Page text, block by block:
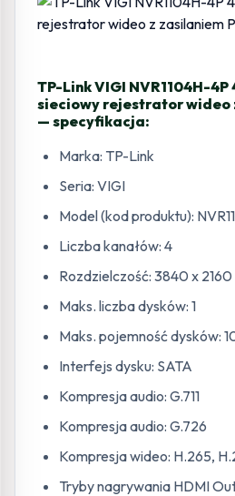
TP-Link VIGI NVR1104H-
sieciowy rejestrator wideo
— specyfikacja:
Marka: TP-Link
Seria: VIGI
Model (kod produktu):
Liczba kanałów: 4
Rozdzielczość: 3840 x
Maks. liczba dysków: 1
Maks. pojemność dysków:
Interfejs dysku: SATA
Kompresja audio: G.711
Kompresja audio: G.726
Kompresja wideo: H.265,
Tryby nagrywania HDMI